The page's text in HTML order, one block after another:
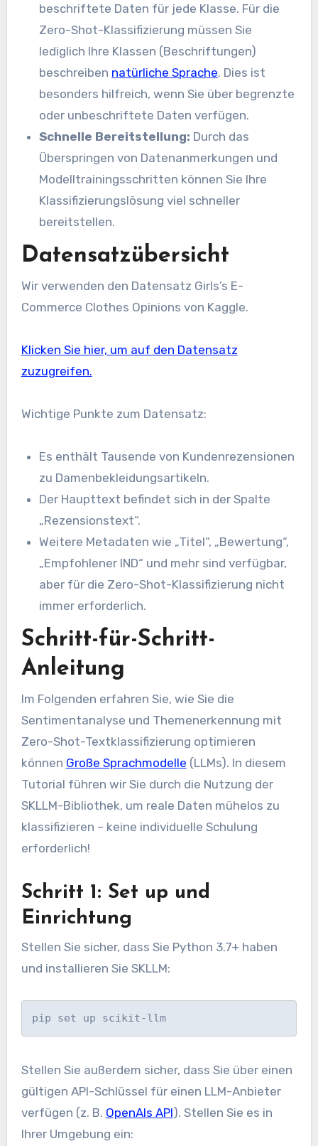
beschriftete Daten für jede Klasse. Für die
Zero-Shot-Klassifizierung müssen Sie
lediglich Ihre Klassen (Beschriftungen)
beschreiben natürliche Sprache. Dies ist
besonders hilfreich, wenn Sie über begrenzte
oder unbeschriftete Daten verfügen.
Schnelle Bereitstellung: Durch das
Überspringen von Datenanmerkungen und
Modelltrainingsschritten können Sie Ihre
Klassifizierungslösung viel schneller
bereitstellen.
Datensatzübersicht
Wir verwenden den Datensatz Girls’s E-
Commerce Clothes Opinions von Kaggle.
Klicken Sie hier, um auf den Datensatz
zuzugreifen.
Wichtige Punkte zum Datensatz:
Es enthält Tausende von Kundenrezensionen
zu Damenbekleidungsartikeln.
Der Haupttext befindet sich in der Spalte
„Rezensionstext“.
Weitere Metadaten wie „Titel“, „Bewertung“,
„Empfohlener IND“ und mehr sind verfügbar,
aber für die Zero-Shot-Klassifizierung nicht
immer erforderlich.
Schritt-für-Schritt-
Anleitung
Im Folgenden erfahren Sie, wie Sie die
Sentimentanalyse und Themenerkennung mit
Zero-Shot-Textklassifizierung optimieren
können Große Sprachmodelle (LLMs). In diesem
Tutorial führen wir Sie durch die Nutzung der
SKLLM-Bibliothek, um reale Daten mühelos zu
klassifizieren – keine individuelle Schulung
erforderlich!
Schritt 1: Set up und
Einrichtung
Stellen Sie sicher, dass Sie Python 3.7+ haben
und installieren Sie SKLLM:
pip set up scikit-llm
Stellen Sie außerdem sicher, dass Sie über einen
gültigen API-Schlüssel für einen LLM-Anbieter
verfügen (z. B. OpenAIs API). Stellen Sie es in
Ihrer Umgebung ein: